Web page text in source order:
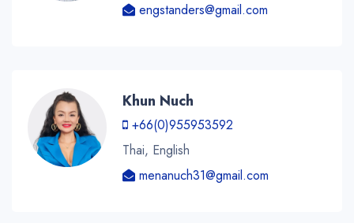
engstanders@gmail.com
Khun Nuch
+66(0)955953592
Thai, English
menanuch31@gmail.com